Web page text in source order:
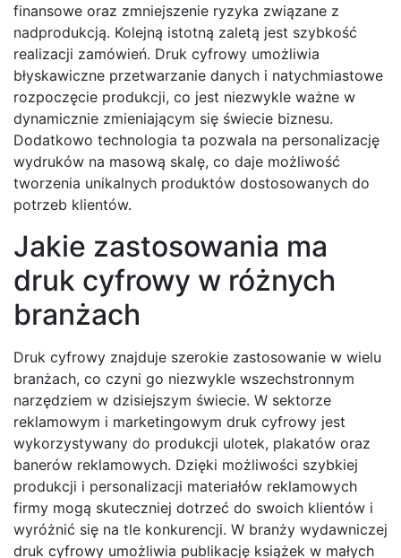
finansowe oraz zmniejszenie ryzyka związane z
nadprodukcją. Kolejną istotną zaletą jest szybkość
realizacji zamówień. Druk cyfrowy umożliwia
błyskawiczne przetwarzanie danych i natychmiastowe
rozpoczęcie produkcji, co jest niezwykle ważne w
dynamicznie zmieniającym się świecie biznesu.
Dodatkowo technologia ta pozwala na personalizację
wydruków na masową skalę, co daje możliwość
tworzenia unikalnych produktów dostosowanych do
potrzeb klientów.
Jakie zastosowania ma
druk cyfrowy w różnych
branżach
Druk cyfrowy znajduje szerokie zastosowanie w wielu
branżach, co czyni go niezwykle wszechstronnym
narzędziem w dzisiejszym świecie. W sektorze
reklamowym i marketingowym druk cyfrowy jest
wykorzystywany do produkcji ulotek, plakatów oraz
banerów reklamowych. Dzięki możliwości szybkiej
produkcji i personalizacji materiałów reklamowych
firmy mogą skuteczniej dotrzeć do swoich klientów i
wyróżnić się na tle konkurencji. W branży wydawniczej
druk cyfrowy umożliwia publikację książek w małych